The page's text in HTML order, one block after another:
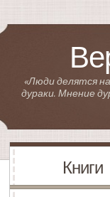
«Люди делятся
дураки. Мнение
Книги